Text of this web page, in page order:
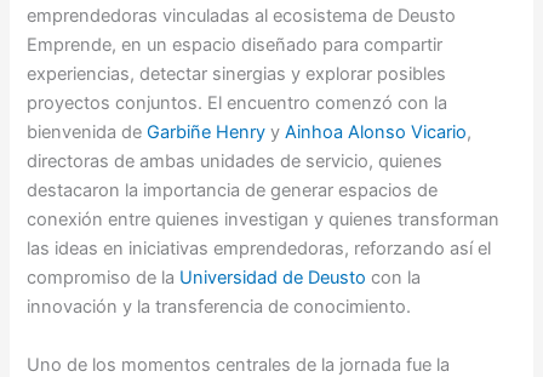
emprendedoras vinculadas al ecosistema de Deusto
Emprende, en un espacio diseñado para compartir
experiencias, detectar sinergias y explorar posibles
proyectos conjuntos. El encuentro comenzó con la
bienvenida deGarbiñe Henry yAinhoa Alonso Vicario,
directoras de ambas unidades de servicio, quienes
destacaron la importancia de generar espacios de
conexión entre quienes investigan y quienes transforman
las ideas en iniciativas emprendedoras, reforzando así el
compromiso de la Universidad de Deusto con la
innovación y la transferencia de conocimiento.
Uno de los momentos centrales de la jornada fue la